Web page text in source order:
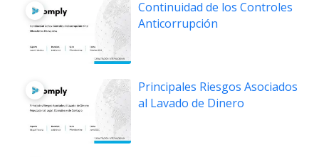
Continuidad de los Controles
Anticorrupción
Principales Riesgos Asociados
al Lavado de Dinero